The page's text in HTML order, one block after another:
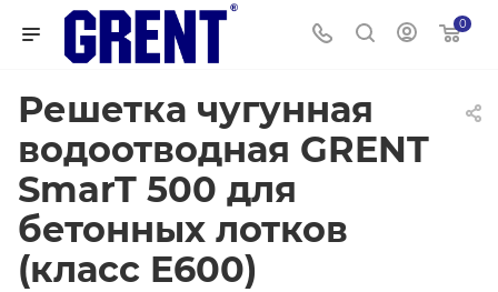
0
Решетка чугунная
водоотводная GRENT
SmarT 500 для
бетонных лотков
(класс E600)